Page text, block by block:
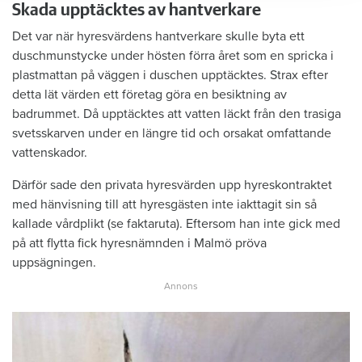
Skada upptäcktes av hantverkare
Det var när hyresvärdens hantverkare skulle byta ett
duschmunstycke under hösten förra året som en spricka i
plastmattan på väggen i duschen upptäcktes. Strax efter
detta lät värden ett företag göra en besiktning av
badrummet. Då upptäcktes att vatten läckt från den trasiga
svetsskarven under en längre tid och orsakat omfattande
vattenskador.
Därför sade den privata hyresvärden upp hyreskontraktet
med hänvisning till att hyresgästen inte iakttagit sin så
kallade vårdplikt (se faktaruta). Eftersom han inte gick med
på att flytta fick hyresnämnden i Malmö pröva
uppsägningen.